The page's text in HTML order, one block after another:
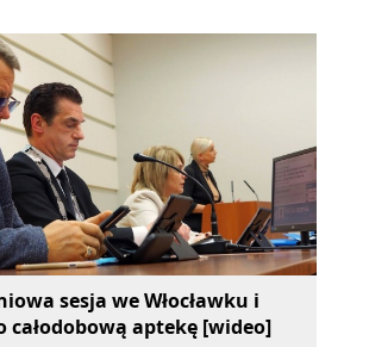
sesja we Włocławku i
całodobową aptekę [wideo]